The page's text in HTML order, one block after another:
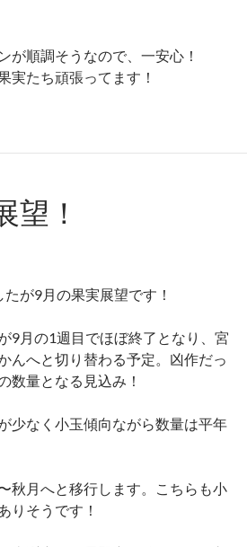
が順調そうなので、一安心！
実たち頑張ってます！
望！
が9月の果実展望です！
9月の1週目でほぼ終了となり、宮
んへと切り替わる予定。凶作だっ
数量となる見込み！
少なく小玉傾向ながら数量は平年
秋月へと移行します。こちらも小
りそうです！